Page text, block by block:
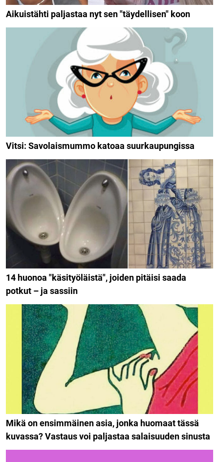
Aikuistähti paljastaa nyt sen "täydellisen" koon
Vitsi: Savolaismummo katoaa suurkaupungissa
14 huonoa "käsityöläistä", joiden pitäisi saada
potkut – ja sassiin
Mikä on ensimmäinen asia, jonka huomaat tässä
kuvassa? Vastaus voi paljastaa salaisuuden sinusta